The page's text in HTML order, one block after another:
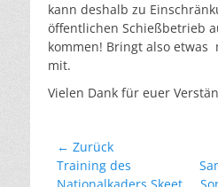
kann deshalb zu
öffentlichen Schießbetrieb
kommen! Bringt also etwas
mit.
Vielen Dank für euer
Beitragsnavigation
← Zurück
Vorheriger
Beitrag:
Training des